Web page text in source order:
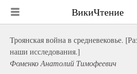
ВикиЧтение
Троянская война в средневековье.
наши исследования.]
Фоменко Анатолий Тимофеевич